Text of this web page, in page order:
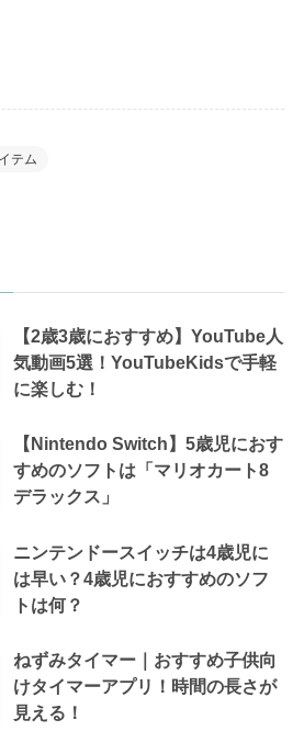
テム
【2歳3歳におすすめ】YouTube人
気動画5選！YouTubeKidsで手軽
に楽しむ！
【Nintendo Switch】5歳児におす
すめのソフトは「マリオカート8
デラックス」
ニンテンドースイッチは4歳児に
は早い？4歳児におすすめのソフ
トは何？
ねずみタイマー｜おすすめ子供向
けタイマーアプリ！時間の長さが
見える！